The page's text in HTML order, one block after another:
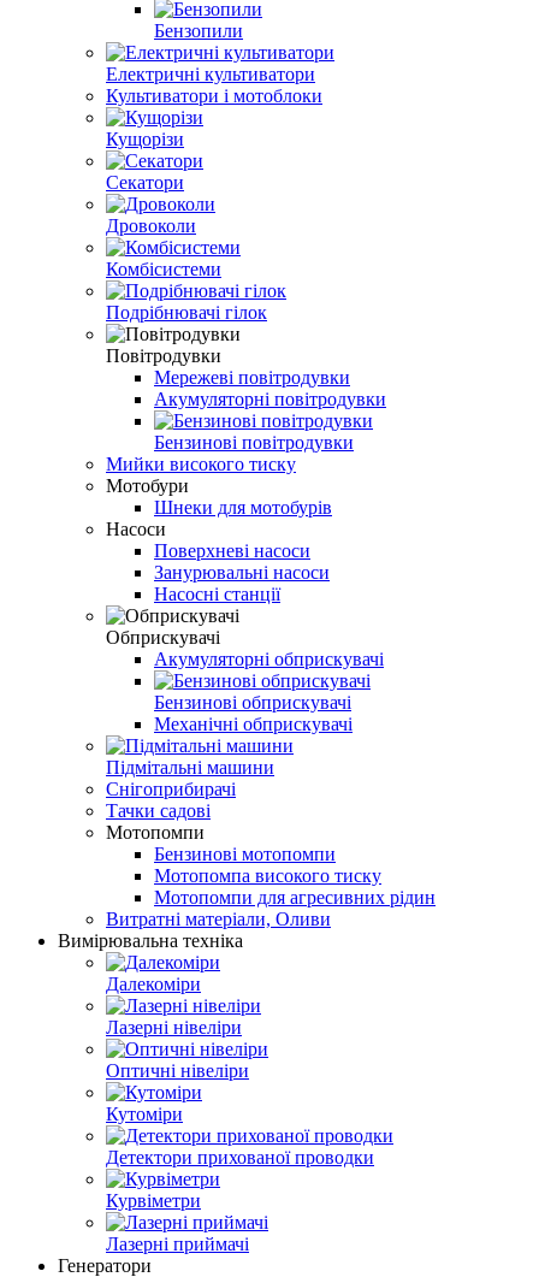
Бензопили
Електричні культиватори
Культиватори і мотоблоки
Кущорізи
Секатори
Дровоколи
Комбісистеми
Подрібнювачі гілок
Повітродувки
Мережеві повітродувки
Акумуляторні повітродувки
Бензинові повітродувки
Мийки високого тиску
Мотобури
Шнеки для мотобурів
Насоси
Поверхневі насоси
Занурювальні насоси
Насосні станції
Обприскувачі
Акумуляторні обприскувачі
Бензинові обприскувачі
Механічні обприскувачі
Підмітальні машини
Снігоприбирачі
Тачки садові
Мотопомпи
Бензинові мотопомпи
Мотопомпа високого тиску
Мотопомпи для агресивних рідин
Витратні матеріали, Оливи
Вимірювальна техніка
Далекоміри
Лазерні нівеліри
Оптичні нівеліри
Кутоміри
Детектори прихованої проводки
Курвіметри
Лазерні приймачі
Генератори